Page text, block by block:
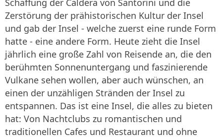
Schaffung der Caldera von Santorini und die
Zerstörung der prähistorischen Kultur der Insel
und gab der Insel - welche zuerst eine runde Form
hatte - eine andere Form. Heute zieht die Insel
jährlich eine große Zahl von Reisende an, die den
berühmten Sonnenuntergang und faszinierende
Vulkane sehen wollen, aber auch wünschen, an
einen der unzähligen Stränden der Insel zu
entspannen. Das ist eine Insel, die alles zu bieten
hat: Von Nachtclubs zu romantischen und
traditionellen Cafes und Restaurant und ohne